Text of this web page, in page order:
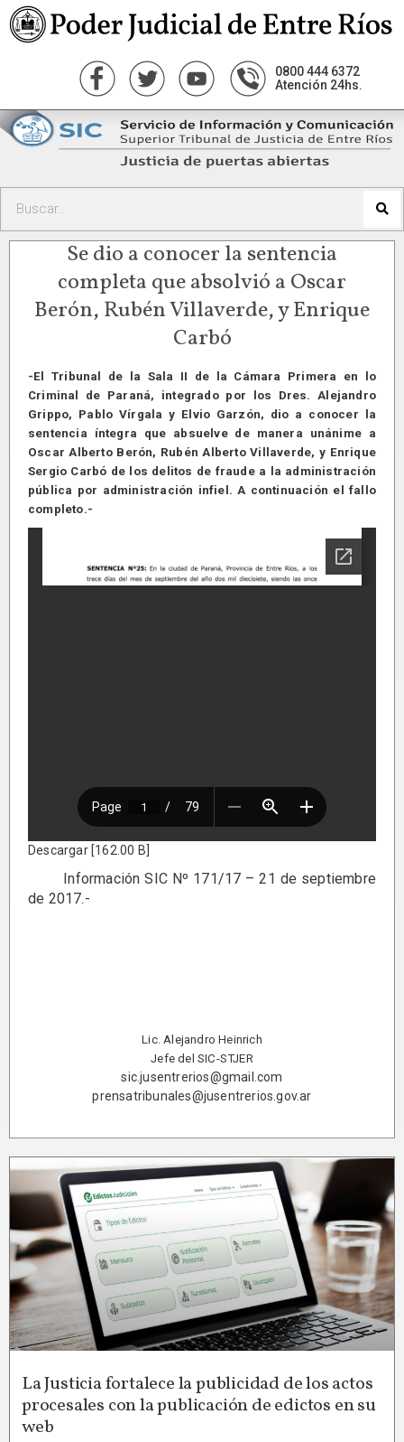
0800 444 6372
Atención 24hs.
Se dio a conocer la sentencia
completa que absolvió a Oscar
Berón, Rubén Villaverde, y Enrique
Carbó
-El Tribunal de la Sala II de la Cámara Primera en lo
Criminal de Paraná, integrado por los Dres. Alejandro
Grippo, Pablo Vírgala y Elvio Garzón, dio a conocer la
sentencia íntegra que absuelve de manera unánime a
Oscar Alberto Berón, Rubén Alberto Villaverde, y Enrique
Sergio Carbó de los delitos de fraude a la administración
pública por administración infiel. A continuación el fallo
completo.-
Descargar [162.00 B]
Información SIC Nº 171/17 – 21 de septiembre
de 2017.-
Lic. Alejandro Heinrich
Jefe del SIC-STJER
sic.jusentrerios@gmail.com
prensatribunales@jusentrerios.gov.ar
La Justicia fortalece la publicidad de los actos
procesales con la publicación de edictos en su
web